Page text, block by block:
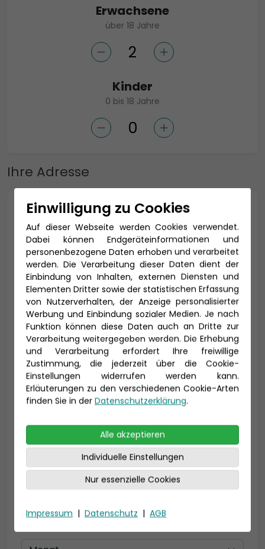
Erwachsene
über 18 Jahre
Kinder
0 bis 18 Jahre
Ihre Adresse
Anrede *
Titel
Vorname * Nachname *
E-Mail *
Geburtsdatum
Einwilligung zu Cookies
Auf dieser Webseite werden Cookies verwendet.
Dabei können Endgeräteinformationen und
personenbezogene Daten erhoben und verarbeitet
werden. Die Verarbeitung dieser Daten dient der
Einbindung von Inhalten, externen Diensten und
Elementen Dritter sowie der statistischen Erfassung
von Nutzerverhalten, der Anzeige personalisierter
Werbung und Einbindung sozialer Medien. Je nach
Funktion können diese Daten auch an Dritte zur
Verarbeitung weitergegeben werden. Die Erhebung
und Verarbeitung erfordert Ihre freiwillige
Zustimmung, die jederzeit über die Cookie-
Einstellungen widerrufen werden kann.
Erläuterungen zu den verschiedenen Cookie-Arten
finden Sie in der Datenschutzerklärung.
Alle akzeptieren
Individuelle Einstellungen
Nur essenzielle Cookies
Impressum | Datenschutz | AGB